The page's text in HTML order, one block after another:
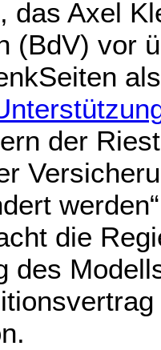
das Axel
(BdV) vor
der
die
des